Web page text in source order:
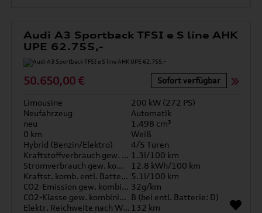
Audi A3 Sportback TFSI e S line AHK
UPE 62.755,-
50.650,00 € Sofort verfügbar
Limousine
200 kW (272 PS)
Neufahrzeug
Automatik
neu
1.498 cm³
0 km
Weiß
Hybrid (Benzin/Elektro)
4/5 Türen
Kraftstoffverbrauch gew. kombiniert 1.3l/100 km
Stromverbrauch gew. kombiniert
12.8 kWh/100 km
Kraftst. komb. entl. Batterie 5.1l/100 km
CO2-Emission gew. kombiniert 32g/km
CO2-Klasse gew. kombiniert B (bei entl. Batterie: D)
Elektr. Reichweite nach WLTP* 132 km